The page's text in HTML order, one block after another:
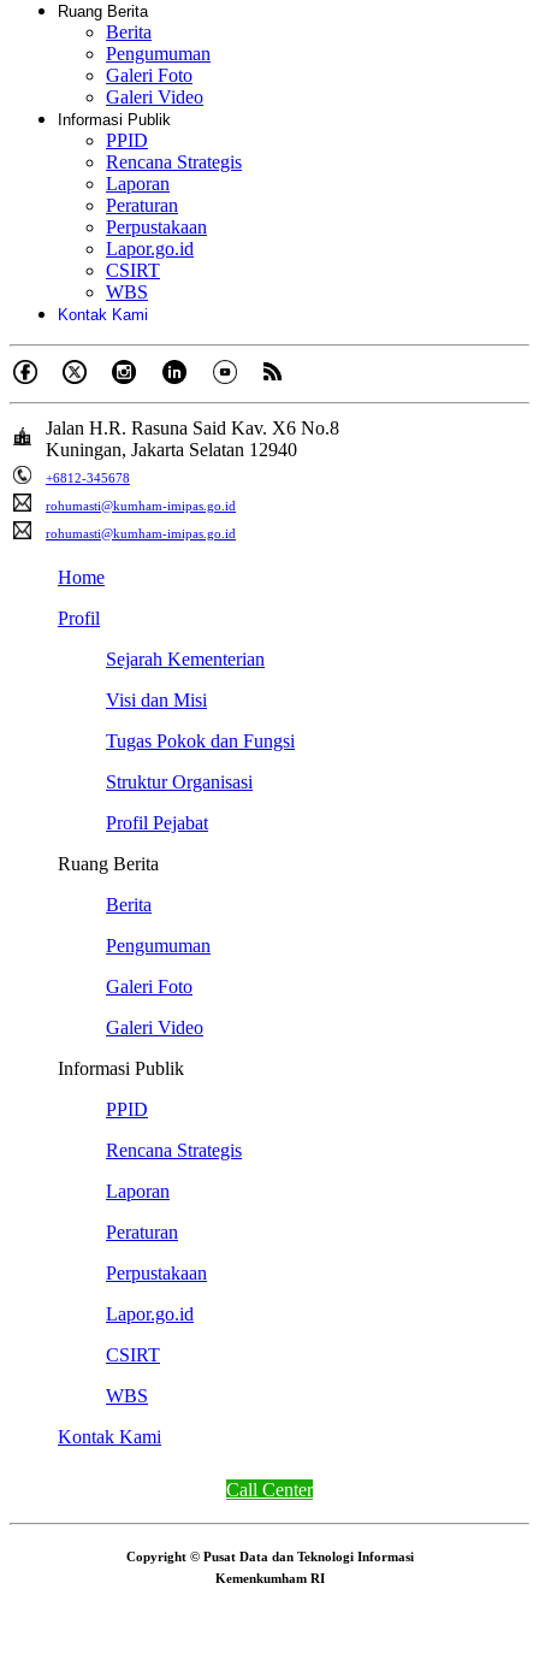
Ruang Berita
Berita
Pengumuman
Galeri Foto
Galeri Video
Informasi Publik
PPID
Rencana Strategis
Laporan
Peraturan
Perpustakaan
Lapor.go.id
CSIRT
WBS
Kontak Kami
Jalan H.R. Rasuna Said Kav. X6 No.8
Kuningan, Jakarta Selatan 12940
+6812-345678
rohumasti@kumham-imipas.go.id
rohumasti@kumham-imipas.go.id
Home
Profil
Sejarah Kementerian
Visi dan Misi
Tugas Pokok dan Fungsi
Struktur Organisasi
Profil Pejabat
Ruang Berita
Berita
Pengumuman
Galeri Foto
Galeri Video
Informasi Publik
PPID
Rencana Strategis
Laporan
Peraturan
Perpustakaan
Lapor.go.id
CSIRT
WBS
Kontak Kami
Call Center
Copyright © Pusat Data dan Teknologi Informasi
Kemenkumham RI